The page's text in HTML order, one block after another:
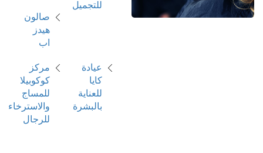
للتجميل
صالون
هيدز
اب
عيادة
كايا
للعناية
بالبشرة
مركز
كوكوبيلا
للمساج
والاسترخاء
للرجال